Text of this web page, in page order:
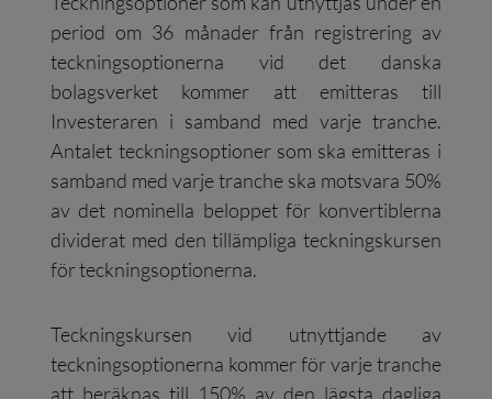
period om 36 månader från registrering av
teckningsoptionerna vid det danska
bolagsverket kommer att emitteras till
Investeraren i samband med varje tranche.
Antalet teckningsoptioner som ska emitteras i
samband med varje tranche ska motsvara 50%
av det nominella beloppet för konvertiblerna
dividerat med den tillämpliga teckningskursen
för teckningsoptionerna.
Teckningskursen vid utnyttjande av
teckningsoptionerna kommer för varje tranche
att beräknas till 150% av den lägsta dagliga